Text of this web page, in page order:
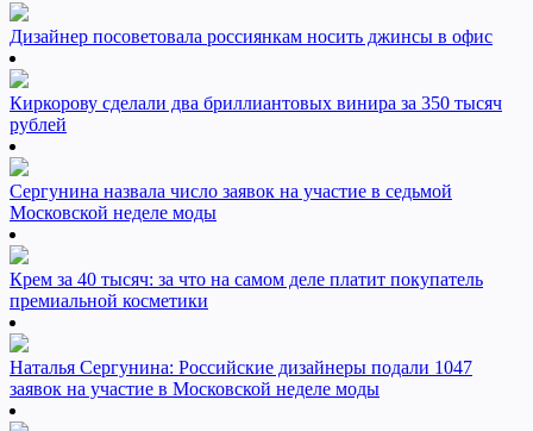
Дизайнер посоветовала россиянкам носить джинсы в офис
Киркорову сделали два бриллиантовых винира за 350 тысяч
рублей
Сергунина назвала число заявок на участие в седьмой
Московской неделе моды
Крем за 40 тысяч: за что на самом деле платит покупатель
премиальной косметики
Наталья Сергунина: Российские дизайнеры подали 1047
заявок на участие в Московской неделе моды